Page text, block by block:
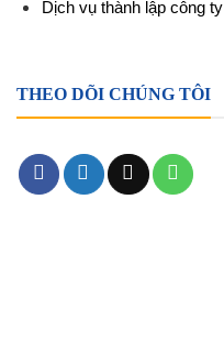
Dịch vụ thành lập công ty
THEO DÕI CHÚNG TÔI